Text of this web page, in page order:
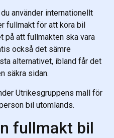
använder internationellt
fullmakt för att köra bil
på att fullmakten ska vara
också det sämre
alternativet, ibland får det
säkra sidan.
Utrikesgruppens mall för
bil utomlands.
fullmakt bil